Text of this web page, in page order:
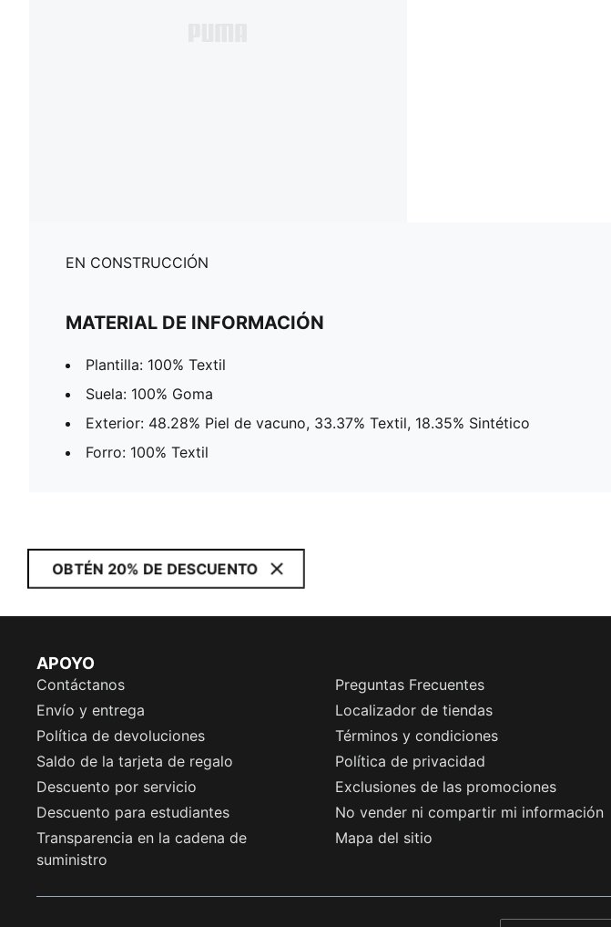
EN CONSTRUCCIÓN
MATERIAL DE INFORMACIÓN
Plantilla: 100% Textil
Suela: 100% Goma
Exterior: 48.28% Piel de vacuno, 33.37% Textil, 18.35% Sintético
Forro: 100% Textil
OBTÉN 20% DE DESCUENTO
APOYO
Contáctanos
Preguntas Frecuentes
Envío y entrega
Localizador de tiendas
Política de devoluciones
Términos y condiciones
Saldo de la tarjeta de regalo
Política de privacidad
Descuento por servicio
Exclusiones de las promociones
Descuento para estudiantes
No vender ni compartir mi información
Transparencia en la cadena de
suministro
Mapa del sitio